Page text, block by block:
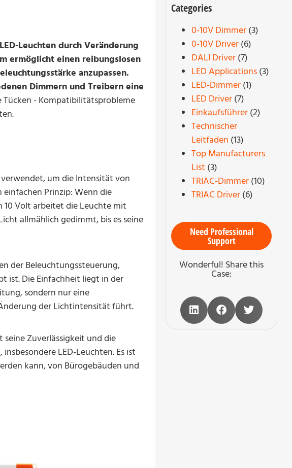
Leuchten durch Veränderung
ermöglicht einen reibungslosen
anzupassen.
Dimmern und Treibern eine
Tücken - Kompatibilitätsprobleme
um die Intensität von
Prinzip: Wenn die
10 Volt arbeitet die Leuchte mit
allmählich gedimmt, bis es seine
der Beleuchtungssteuerung,
ist. Die Einfachheit liegt in der
sondern nur eine
der Lichtintensität führt.
Zuverlässigkeit und die
LED-Leuchten. Es ist
kann, von Bürogebäuden und
Categories
0-10V Dimmer (3)
0-10V Driver (6)
DALI Driver (7)
LED Applications (3)
LED-Dimmer (1)
LED Driver (7)
Einkaufsführer (2)
Technischer
Leitfaden (13)
Top Manufacturers
List (3)
TRIAC-Dimmer (10)
TRIAC Driver (6)
Need Professional
Support
Wonderful! Share this
Case: